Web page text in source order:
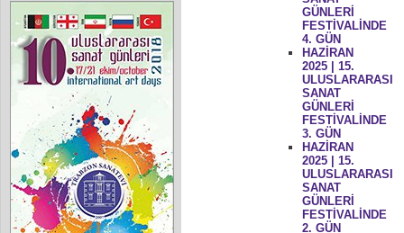
GÜNLERİ
FESTİVALİNDE
4. GÜN
HAZİRAN
2025 | 15.
ULUSLARARASI
SANAT
GÜNLERİ
FESTİVALİNDE
3. GÜN
HAZİRAN
2025 | 15.
ULUSLARARASI
SANAT
GÜNLERİ
FESTİVALİNDE
2. GÜN